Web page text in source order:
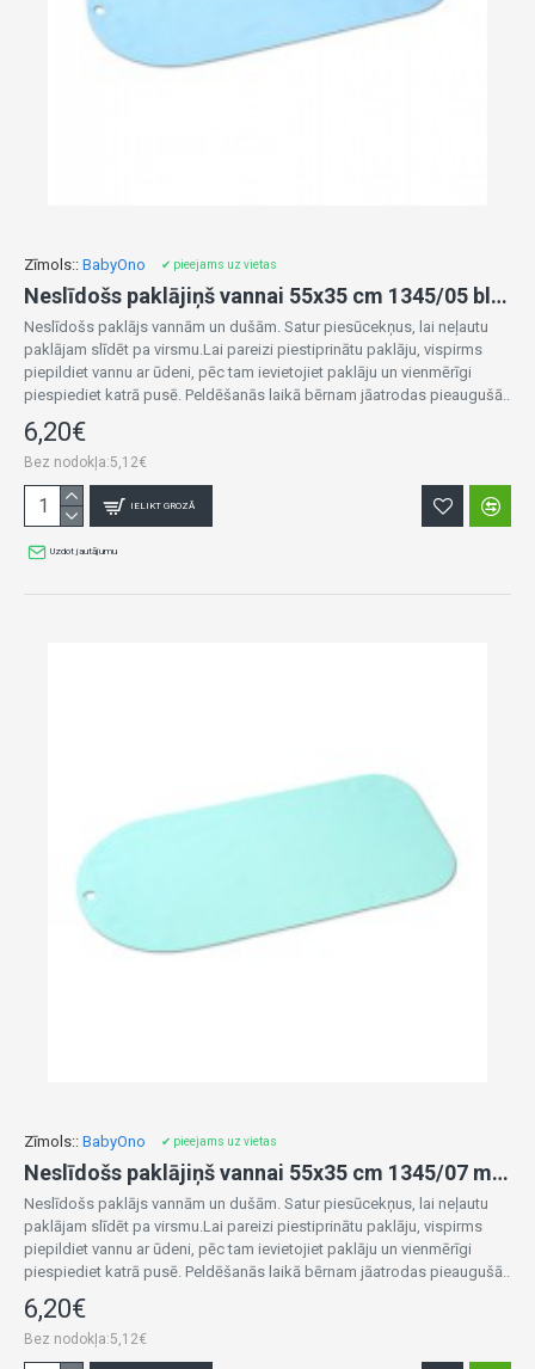
Zīmols:: BabyOno ✔ pieejams uz vietas
Neslīdošs paklājiņš vannai 55x35 cm 1345/05 blue
Neslīdošs paklājs vannām un dušām. Satur piesūcekņus, lai neļautu
paklājam slīdēt pa virsmu.Lai pareizi piestiprinātu paklāju, vispirms
piepildiet vannu ar ūdeni, pēc tam ievietojiet paklāju un vienmērīgi
piespiediet katrā pusē. Peldēšanās laikā bērnam jāatrodas pieaugušā..
6,20€
Bez nodokļa:5,12€
IELIKT GROZĀ
Uzdot jautājumu
Zīmols:: BabyOno ✔ pieejams uz vietas
Neslīdošs paklājiņš vannai 55x35 cm 1345/07 mint
Neslīdošs paklājs vannām un dušām. Satur piesūcekņus, lai neļautu
paklājam slīdēt pa virsmu.Lai pareizi piestiprinātu paklāju, vispirms
piepildiet vannu ar ūdeni, pēc tam ievietojiet paklāju un vienmērīgi
piespiediet katrā pusē. Peldēšanās laikā bērnam jāatrodas pieaugušā..
6,20€
Bez nodokļa:5,12€